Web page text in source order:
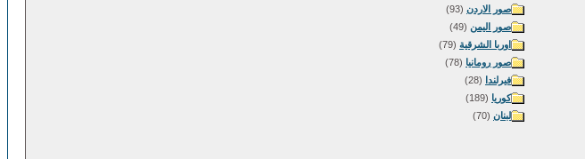
صور الاردن (93)
صور اليمن (49)
اوربا الشرقية (79)
صور رومانيا (78)
فيرلندا (28)
كوريا (189)
لبنان (70)